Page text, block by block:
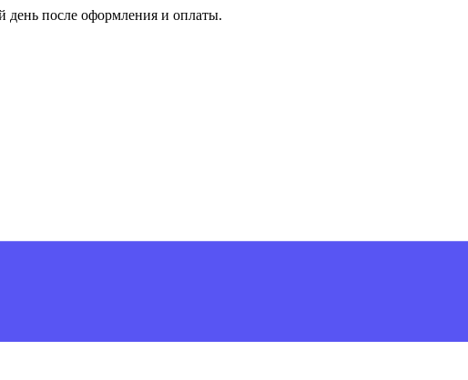
день после оформления и оплаты.